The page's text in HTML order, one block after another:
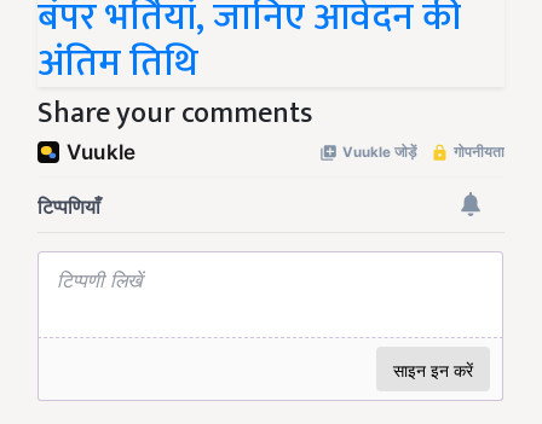
बंपर भर्तियां, जानिए आवेदन की
अंतिम तिथि
Share your comments